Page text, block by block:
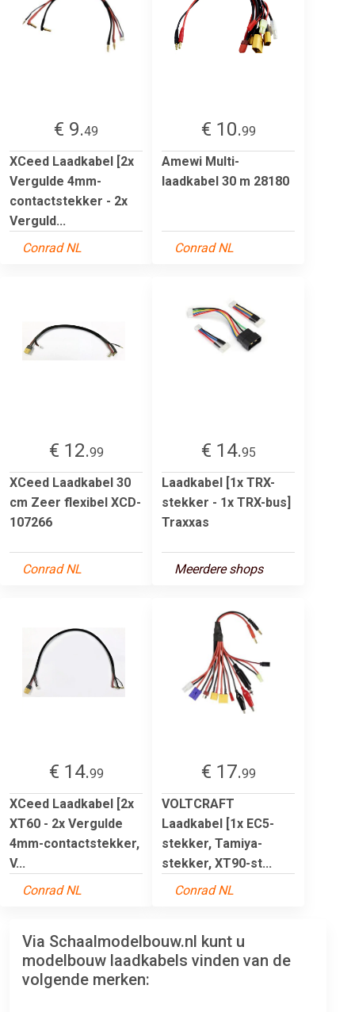
€ 9.49
XCeed Laadkabel [2x
Vergulde 4mm-
contactstekker - 2x
Verguld...
Conrad NL
€ 10.99
Amewi Multi-
laadkabel 30 m 28180
Conrad NL
€ 12.99
XCeed Laadkabel 30
cm Zeer flexibel XCD-
107266
Conrad NL
€ 14.95
Laadkabel [1x TRX-
stekker - 1x TRX-bus]
Traxxas
Meerdere shops
€ 14.99
XCeed Laadkabel [2x
XT60 - 2x Vergulde
4mm-contactstekker,
V...
Conrad NL
€ 17.99
VOLTCRAFT
Laadkabel [1x EC5-
stekker, Tamiya-
stekker, XT90-st...
Conrad NL
Via Schaalmodelbouw.nl kunt u
modelbouw laadkabels vinden van de
volgende merken: